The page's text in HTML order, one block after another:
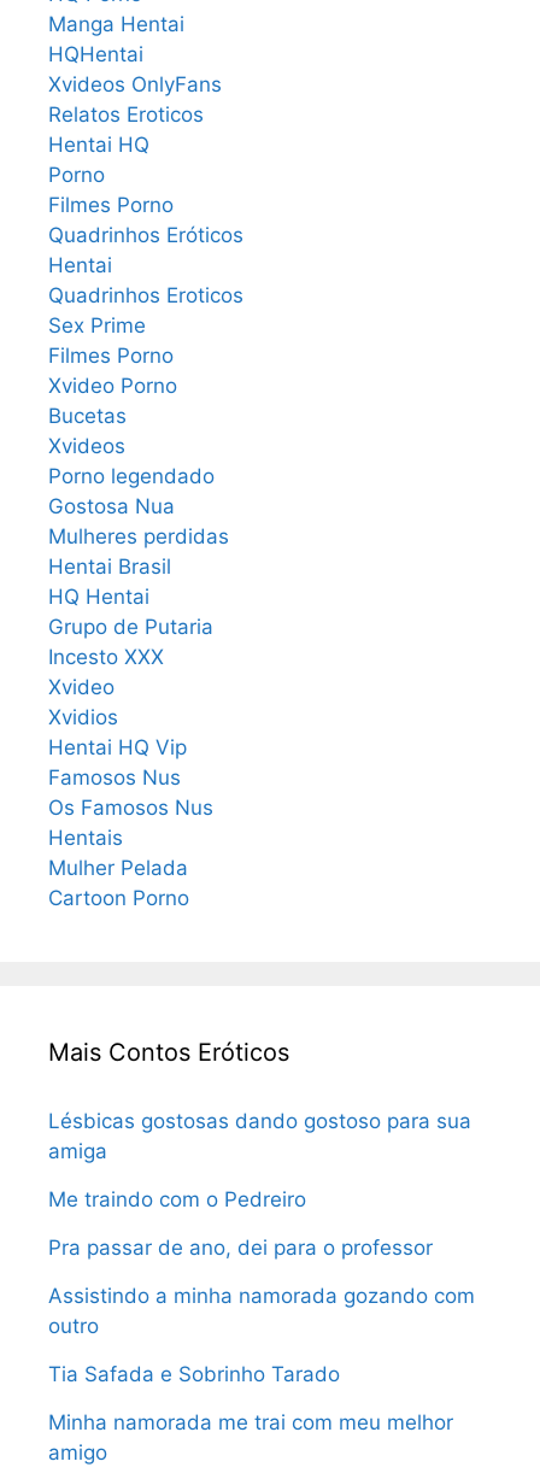
Manga Hentai
HQHentai
Xvideos OnlyFans
Relatos Eroticos
Hentai HQ
Porno
Filmes Porno
Quadrinhos Eróticos
Hentai
Quadrinhos Eroticos
Sex Prime
Filmes Porno
Xvideo Porno
Bucetas
Xvideos
Porno legendado
Gostosa Nua
Mulheres perdidas
Hentai Brasil
HQ Hentai
Grupo de Putaria
Incesto XXX
Xvideo
Xvidios
Hentai HQ Vip
Famosos Nus
Os Famosos Nus
Hentais
Mulher Pelada
Cartoon Porno
Mais Contos Eróticos
Lésbicas gostosas dando gostoso para sua
amiga
Me traindo com o Pedreiro
Pra passar de ano, dei para o professor
Assistindo a minha namorada gozando com
outro
Tia Safada e Sobrinho Tarado
Minha namorada me trai com meu melhor
amigo